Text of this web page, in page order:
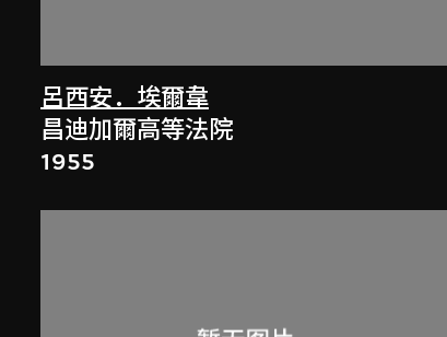
呂西安．埃爾韋
昌迪加爾高等法院
1955